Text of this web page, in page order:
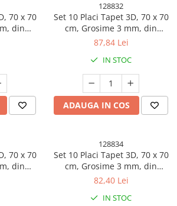
70 x 70
din
Lemn,
128832
Set 10 Placi Tapet 3D, 70 x 70
cm, Grosime 3 mm, din
Rasina, Tip Placi de Lemn,
Crem
87,84 Lei
IN STOC
ADAUGA IN COS
70 x 70
din
Lemn,
128834
Set 10 Placi Tapet 3D, 70 x 70
cm, Grosime 3 mm, din
Rasina, Tip Placi de Lemn,
Maro Roscat
82,40 Lei
IN STOC